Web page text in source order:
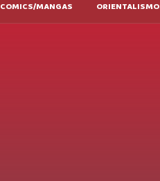
COMICS/MANGAS ORIENTALISMO